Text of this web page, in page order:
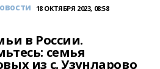
18 ОКТЯБРЯ 2023, 08:58
в России.
семья
из с. Узунларово